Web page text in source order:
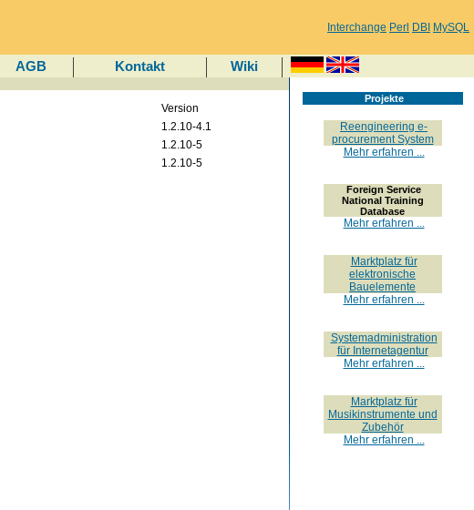
Interchange Perl DBI MySQL
AGB Kontakt Wiki
Version
1.2.10-4.1
1.2.10-5
1.2.10-5
Projekte
Reengineering e-
procurement System
Mehr erfahren ...
Foreign Service
National Training
Database
Mehr erfahren ...
Marktplatz für
elektronische
Bauelemente
Mehr erfahren ...
Systemadministration
für Internetagentur
Mehr erfahren ...
Marktplatz für
Musikinstrumente und
Zubehör
Mehr erfahren ...